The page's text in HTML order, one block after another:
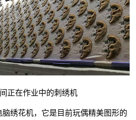
正在作业中的刺绣机
脑绣花机，它是目前玩偶精美图形的